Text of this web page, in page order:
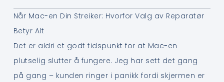
Når Mac-en Din Streiker: Hvorfor Valg av Reparatør
Betyr Alt
Det er aldri et godt tidspunkt for at Mac-en
plutselig slutter å fungere. Jeg har sett det gang
på gang – kunden ringer i panikk fordi skjermen er